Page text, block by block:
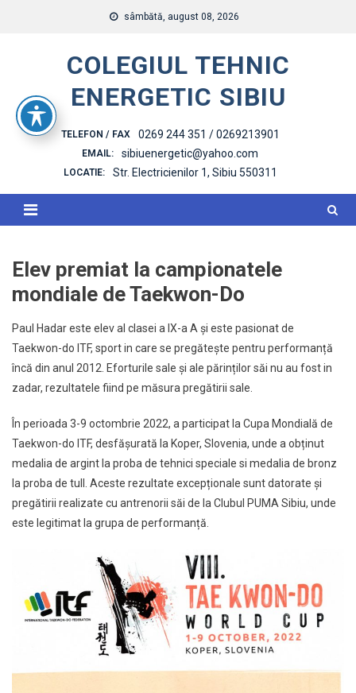
sâmbătă, august 08, 2026
COLEGIUL TEHNIC
ENERGETIC SIBIU
TELEFON / FAX 0269 244 351 / 0269213901
EMAIL: sibiuenergetic@yahoo.com
LOCATIE: Str. Electricienilor 1, Sibiu 550311
Elev premiat la campionatele
mondiale de Taekwon-Do
Paul Hadar este elev al clasei a IX-a A și este pasionat de
Taekwon-do ITF, sport in care se pregătește pentru performanță
încă din anul 2012. Eforturile sale și ale părinților săi nu au fost in
zadar, rezultatele fiind pe măsura pregătirii sale.
În perioada 3-9 octombrie 2022, a participat la Cupa Mondială de
Taekwon-do ITF, desfășurată la Koper, Slovenia, unde a obținut
medalia de argint la proba de tehnici speciale si medalia de bronz
la proba de tull. Aceste rezultate excepționale sunt datorate și
pregătirii realizate cu antrenorii săi de la Clubul PUMA Sibiu, unde
este legitimat la grupa de performanță.